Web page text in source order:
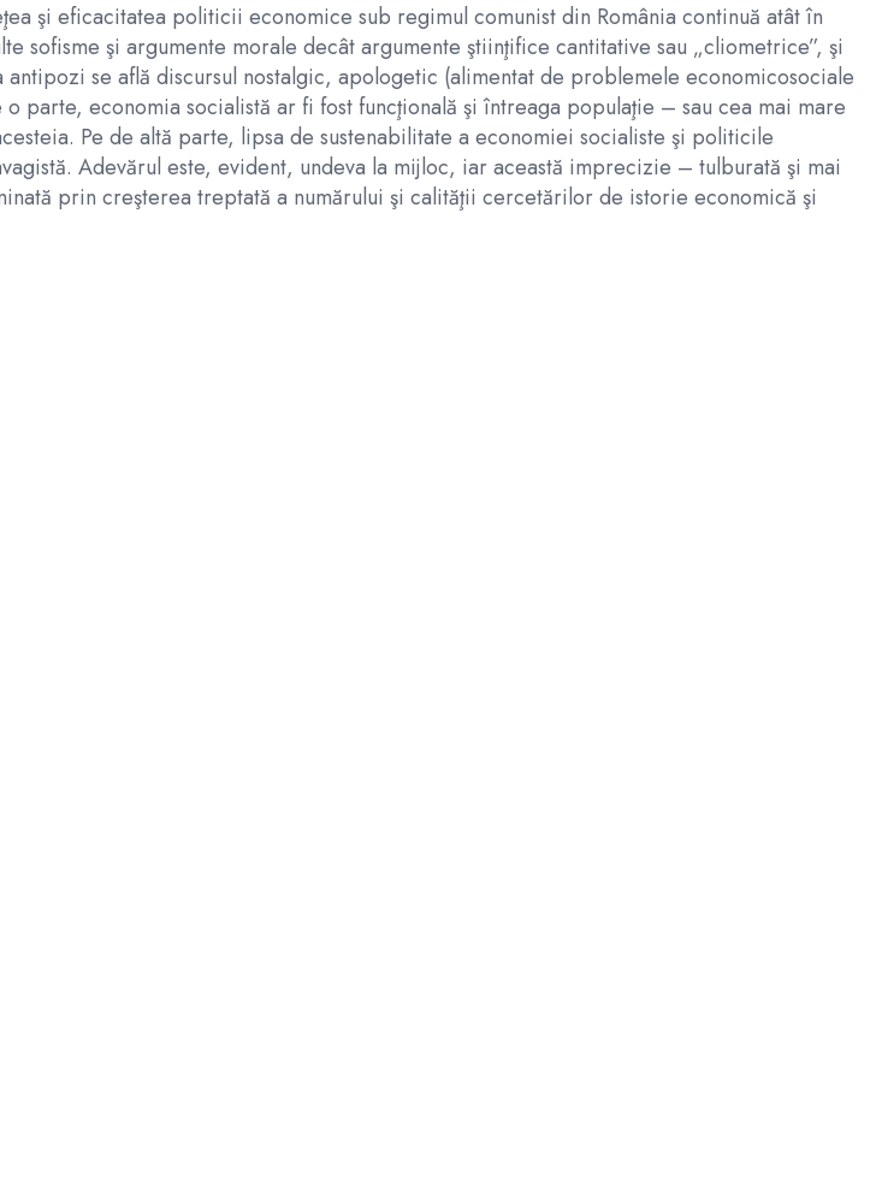
şi eficacitatea politicii economice sub regimul comunist din România continuă atât în
sofisme şi argumente morale decât argumente ştiinţifice cantitative sau „cliometrice”, şi
se află discursul nostalgic, apologetic (alimentat de problemele economicosociale
parte, economia socialistă ar fi fost funcţională şi întreaga populaţie – sau cea mai mare
Pe de altă parte, lipsa de sustenabilitate a economiei socialiste şi politicile
Adevărul este, evident, undeva la mijloc, iar această imprecizie – tulburată şi mai
prin creşterea treptată a numărului şi calităţii cercetărilor de istorie economică şi